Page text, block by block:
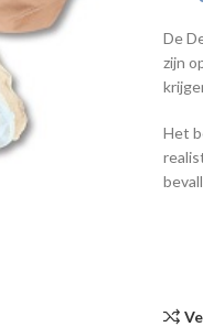
De
zijn
Het